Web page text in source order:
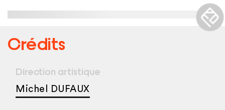
Crédits
Direction artistique
Michel DUFAUX